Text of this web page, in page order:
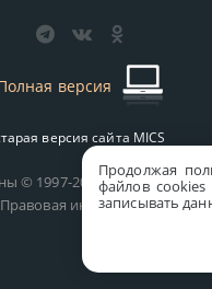
Продолжая
файлов
записывать
версия
версия сайта MICS
© 1997-2026 MICS
Правовая информация